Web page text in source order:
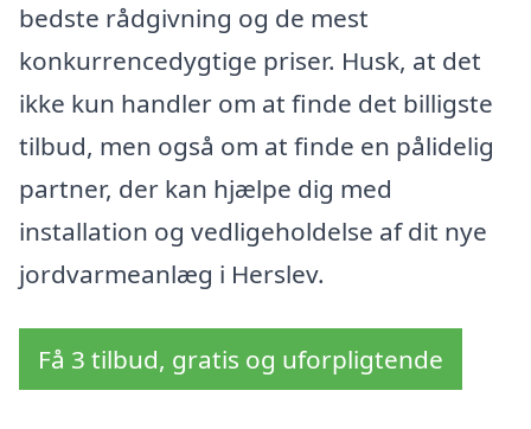
bedste rådgivning og de mest
konkurrencedygtige priser. Husk, at det
ikke kun handler om at finde det billigste
tilbud, men også om at finde en pålidelig
partner, der kan hjælpe dig med
installation og vedligeholdelse af dit nye
jordvarmeanlæg i Herslev.
Få 3 tilbud, gratis og uforpligtende